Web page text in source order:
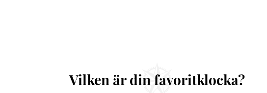
Vilken är din favoritklocka?